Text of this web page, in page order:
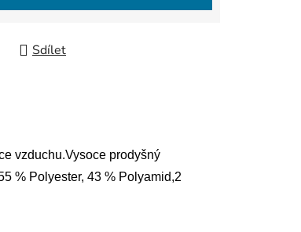
Sdílet
vzduchu.Vysoce prodyšný
% Polyester, 43 % Polyamid,2